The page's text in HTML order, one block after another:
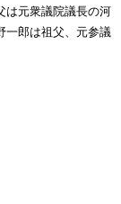
は元衆議院議長の河
一郎は祖父、元参議